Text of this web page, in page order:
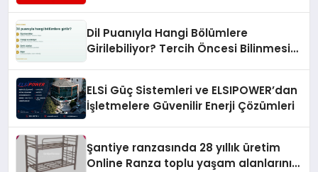
Dil Puanıyla Hangi Bölümlere
Girilebiliyor? Tercih Öncesi Bilinmesi
ELSİ Güç Sistemleri ve ELSIPOWER’dan
İşletmelere Güvenilir Enerji Çözümleri
Şantiye ranzasında 28 yıllık üretim
Online Ranza toplu yaşam alanlarını